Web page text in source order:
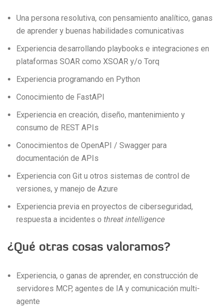
Una persona resolutiva, con pensamiento analítico, ganas
de aprender y buenas habilidades comunicativas
Experiencia desarrollando playbooks e integraciones en
plataformas SOAR como XSOAR y/o Torq
Experiencia programando en Python
Conocimiento de FastAPI
Experiencia en creación, diseño, mantenimiento y
consumo de REST APIs
Conocimientos de OpenAPI / Swagger para
documentación de APIs
Experiencia con Git u otros sistemas de control de
versiones, y manejo de Azure
Experiencia previa en proyectos de ciberseguridad,
respuesta a incidentes o threat intelligence
¿Qué otras cosas valoramos?
Experiencia, o ganas de aprender, en construcción de
servidores MCP, agentes de IA y comunicación multi-
agente